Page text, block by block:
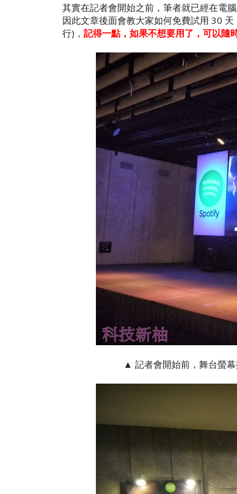
其實在記者會開始之前，筆者就已經在電
因此文章後面會教大家如何免費試用 30
行)， 記得一點，如果不想要用了，可以隨
▲ 記者會開始前，舞台螢